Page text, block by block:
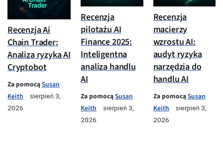
Recenzja Ai
Chain Trader:
Analiza ryzyka AI
Cryptobot
Za pomocąSusan
Keith
sierpień 3,
2026
Recenzja
pilotażu AI
Finance 2025:
Inteligentna
analiza handlu
AI
Za pomocąSusan
Keith
sierpień 3,
2026
Recenzja
macierzy
wzrostu AI:
audyt ryzyka
narzędzia do
handlu AI
Za pomocąSusan
Keith
sierpień 3,
2026